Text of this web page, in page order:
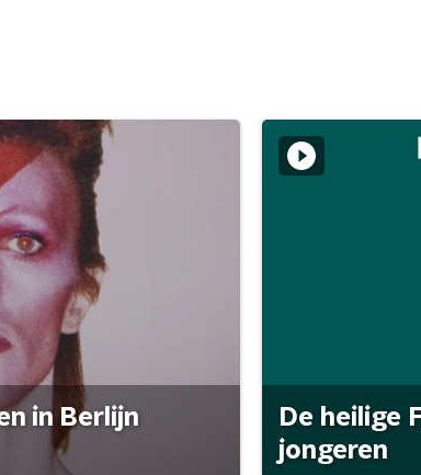
in Berlijn
De heilige
jongeren